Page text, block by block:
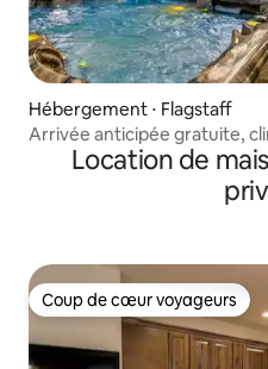
Hébergement ⋅ Flagstaff
Arrivée anticipée gratuite,
salle de jeux !
Location de
Coup de cœur voyageurs
Coup de cœur voyageurs